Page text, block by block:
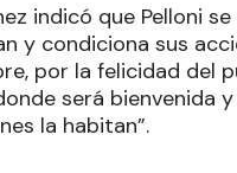
indicó que Pelloni
y condiciona sus
por la felicidad del
será bienvenida
la habitan”.